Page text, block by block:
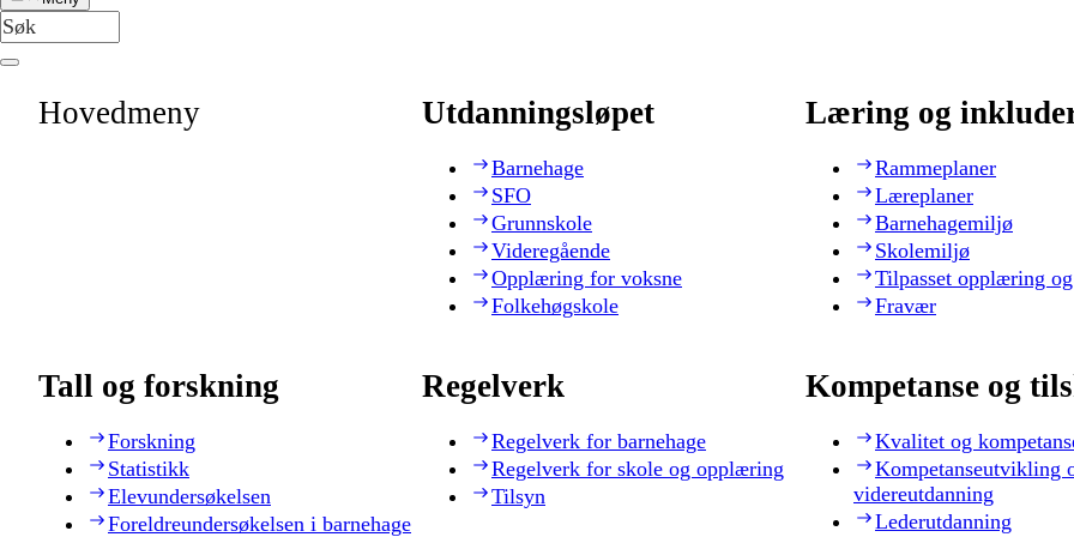
Hovedmeny Utdanningsløpet
Barnehage
SFO
Grunnskole
Videregående
Opplæring for voksne
Folkehøgskole
Læring og
Rammeplaner
Læreplaner
Barnehagemiljø
Skolemiljø
Tilpasset opplæring
Fravær
Tall og forskning
Forskning
Statistikk
Elevundersøkelsen
Foreldreundersøkelsen i barnehage
Regelverk
Regelverk for barnehage
Regelverk for skole og opplæring
Tilsyn
Kompetanse og
Kvalitet og
Kompetanseutvikling
videreutdanning
Lederutdanning